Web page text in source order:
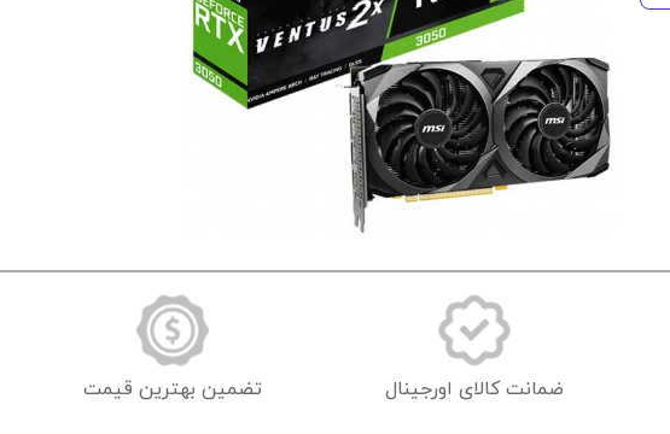
به
ضمانت کالای اورجینال تضمین بهترین قیمت